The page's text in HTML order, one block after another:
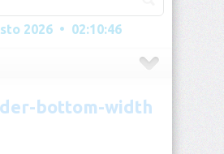
2026 • 02:10:49
bottom-width